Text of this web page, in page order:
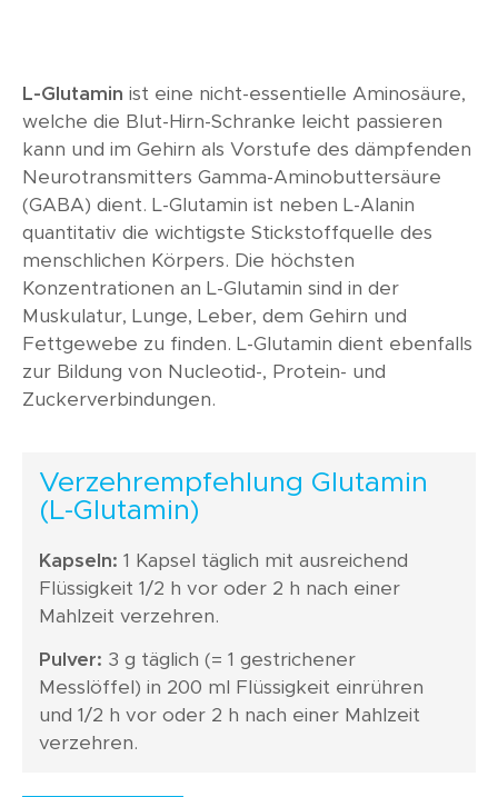
L-Glutamin ist eine nicht-essentielle Aminosäure,
welche die Blut-Hirn-Schranke leicht passieren
kann und im Gehirn als Vorstufe des dämpfenden
Neurotransmitters Gamma-Aminobuttersäure
(GABA) dient. L-Glutamin ist neben L-Alanin
quantitativ die wichtigste Stickstoffquelle des
menschlichen Körpers. Die höchsten
Konzentrationen an L-Glutamin sind in der
Muskulatur, Lunge, Leber, dem Gehirn und
Fettgewebe zu finden. L-Glutamin dient ebenfalls
zur Bildung von Nucleotid-, Protein- und
Zuckerverbindungen.
Verzehrempfehlung Glutamin
(L-Glutamin)
Kapseln: 1 Kapsel täglich mit ausreichend
Flüssigkeit 1/2 h vor oder 2 h nach einer
Mahlzeit verzehren.
Pulver: 3 g täglich (= 1 gestrichener
Messlöffel) in 200 ml Flüssigkeit einrühren
und 1/2 h vor oder 2 h nach einer Mahlzeit
verzehren.